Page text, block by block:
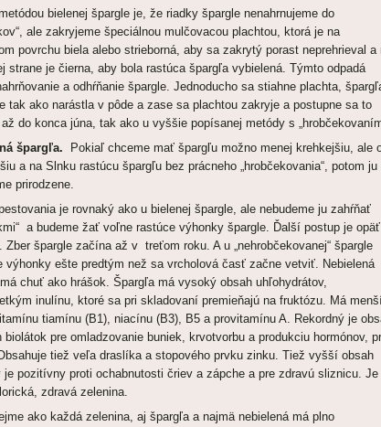
bielenej špargle je, že riadky špargle nenahrnujeme do
ale zakryjeme špeciálnou mulčovacou plachtou, ktorá je na
povrchu biela alebo strieborná, aby sa zakrytý porast neprehrieval a
strane je čierna, aby bola rastúca špargľa vybielená. Týmto odpadá
a odhŕňanie špargle. Jednoducho sa stiahne plachta,
tak ako narástla v pôde a zase sa plachtou zakryje a postupne sa to
do konca júna, tak ako u vyššie popísanej metódy s
špargľa. Pokiaľ chceme mať špargľu možno menej krehkejšiu, ale
a na Slnku rastúcu špargľu bez prácneho „hrobčekovania“, potom ju
prirodzene.
je rovnaký ako u bielenej špargle, ale nebudeme ju zahŕňať
a budeme žať voľne rastúce výhonky špargle. Ďalší postup je opäť
Zber špargle začína až v treťom roku. A u „nehrobčekovanej“ špargle
výhonky ešte predtým než sa vrcholová časť začne vetviť. Nebielená
chuť ako hrášok. Špargľa má vysoký obsah uhľohydrátov,
inulínu, ktoré sa pri skladovaní premieňajú na fruktózu. Má
tiamínu (B1), niacínu (B3), B5 a provitamínu A. Rekordný je
biolátok pre omladzovanie buniek, krvotvorbu a produkciu hormónov,
tiež veľa draslíka a stopového prvku zinku. Tiež vyšší obsah
je pozitívny proti ochabnutosti čriev a zápche a pre zdravú sliznicu. Je
zdravá zelenina.
ako každá zelenina, aj špargľa a najmä nebielená má plno